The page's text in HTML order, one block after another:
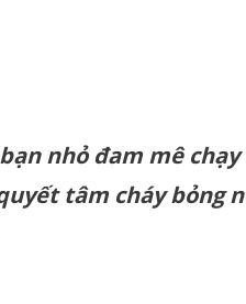
bạn nhỏ đam mê chạy
tâm cháy bỏng